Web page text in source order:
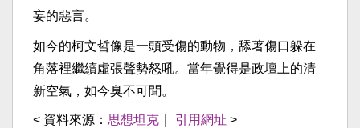
妄的惡言。
如今的柯文哲像是一頭受傷的動物，舔著傷口躲在
角落裡繼續虛張聲勢怒吼。當年覺得是政壇上的清
新空氣，如今臭不可聞。
< 資料來源： 思想坦克 引用網址 >